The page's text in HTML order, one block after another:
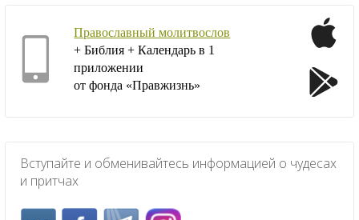
Православный молитвослов
+ Библия + Календарь в 1
приложении
от фонда «Правжизнь»
Вступайте и обменивайтесь информацией о чудесах
и притчах